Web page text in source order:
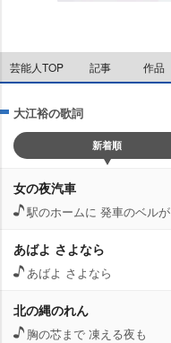
芸能人TOP 記事 作品
大江裕の歌詞
新着順
女の夜汽車
駅のホームに 発車のベルが
あばよ さよなら
あばよ さよなら
北の縄のれん
胸の芯まで 凍える夜も